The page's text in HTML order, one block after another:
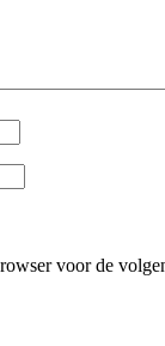
voor de